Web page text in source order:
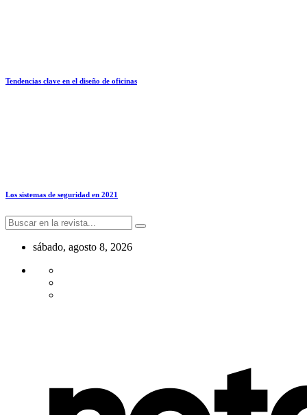
Tendencias clave en el diseño de oficinas
Los sistemas de seguridad en 2021
sábado, agosto 8, 2026